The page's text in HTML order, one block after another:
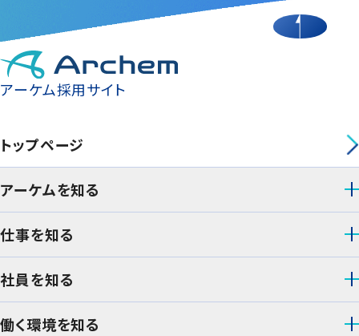
アーケム採用サイト
トップページ
アーケムを知る
仕事を知る
社員を知る
働く環境を知る